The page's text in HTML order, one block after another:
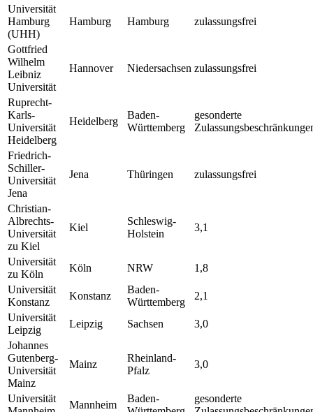
Universität
Hamburg
(UHH)
Hamburg Hamburg zulassungsfrei
Gottfried
Wilhelm
Leibniz
Universität
Hannover Niedersachsen zulassungsfrei
Ruprecht-
Karls-
Universität
Heidelberg
Heidelberg
Baden-
Württemberg
gesonderte
Friedrich-
Schiller-
Universität
Jena
Jena Thüringen zulassungsfrei
Christian-
Albrechts-
Universität
zu Kiel
Kiel
Schleswig-
Holstein
3,1
Universität
zu Köln
Köln NRW
1,8
Universität
Konstanz
Konstanz
Baden-
Württemberg
2,1
Universität
Leipzig
Leipzig Sachsen
3,0
Johannes
Gutenberg-
Universität
Mainz
Mainz
Rheinland-
Pfalz
3,0
Universität
Mannheim
Baden-
gesonderte